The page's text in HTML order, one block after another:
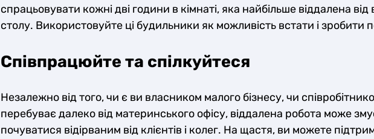
спрацьовувати кожні дві години в кімнаті, яка найбільше віддалена від
столу. Використовуйте ці будильники як можливість встати і зробити
Співпрацюйте та спілкуйтеся
Незалежно від того, чи є ви власником малого бізнесу, чи
перебуває далеко від материнського офісу, віддалена робота може
почуватися відірваним від клієнтів і колег. На щастя, ви можете